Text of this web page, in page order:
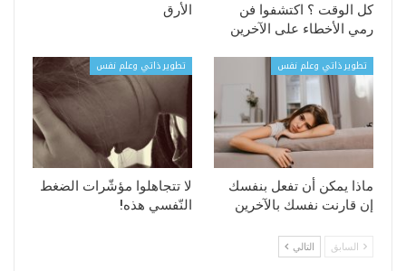
كل الوقت ؟ اكتشفوا فن
رمي الأخطاء على الآخرين
الأرق
تطوير ذاتي وعلم نفس
ماذا يمكن أن تفعل بنفسك
إن قارنت نفسك بالآخرين
تطوير ذاتي وعلم نفس
لا تتجاهلوا مؤشّرات الضغط
النّفسي هذه!
السابق التالي